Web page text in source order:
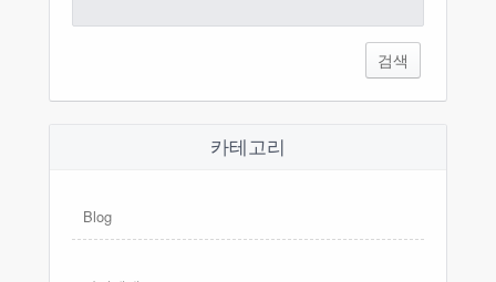
색:
카테고리
Blog